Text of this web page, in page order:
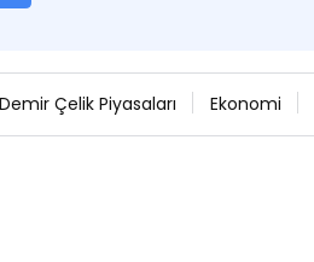
Demir Çelik Piyasaları Ekonomi